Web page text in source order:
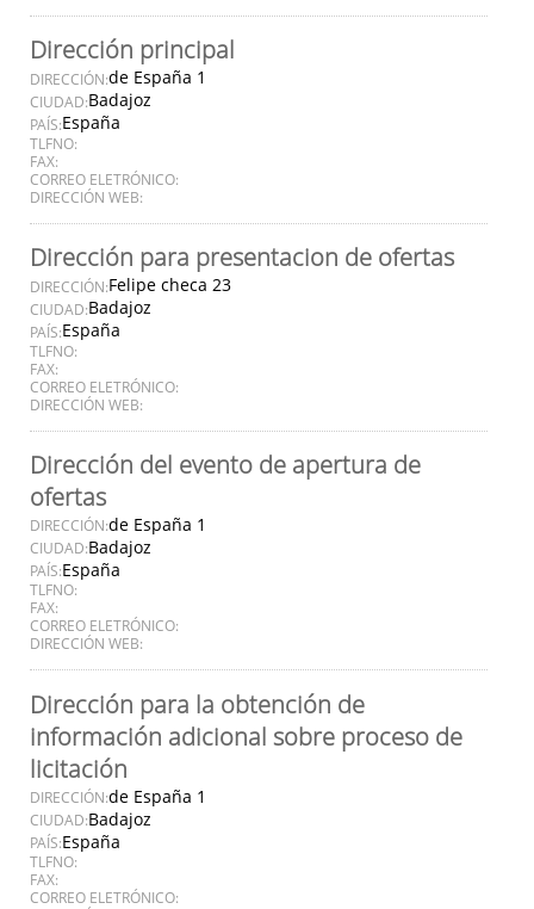
Dirección principal
DIRECCIÓN:de España 1
CIUDAD:Badajoz
PAÍS:España
TLFNO:
FAX:
CORREO ELETRÓNICO:
DIRECCIÓN WEB:
Dirección para presentacion de ofertas
DIRECCIÓN:Felipe checa 23
CIUDAD:Badajoz
PAÍS:España
TLFNO:
FAX:
CORREO ELETRÓNICO:
DIRECCIÓN WEB:
Dirección del evento de apertura de
ofertas
DIRECCIÓN:de España 1
CIUDAD:Badajoz
PAÍS:España
TLFNO:
FAX:
CORREO ELETRÓNICO:
DIRECCIÓN WEB:
Dirección para la obtención de
información adicional sobre proceso de
licitación
DIRECCIÓN:de España 1
CIUDAD:Badajoz
PAÍS:España
TLFNO:
FAX:
CORREO ELETRÓNICO: